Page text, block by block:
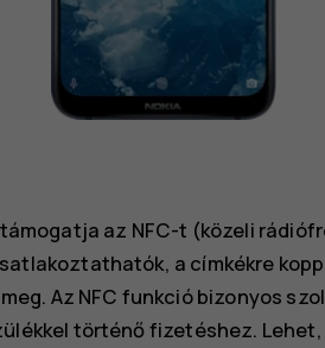
az NFC-t (közeli
a címkékre
Az NFC funkció bizonyos
történő fizetéshez. Lehet,